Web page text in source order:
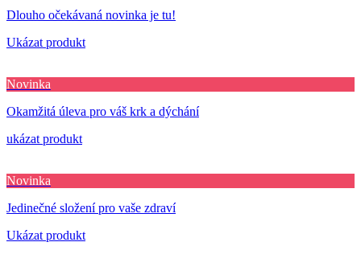
Dlouho očekávaná novinka je tu!
Ukázat produkt
Novinka
Okamžitá úleva pro váš krk a dýchání
ukázat produkt
Novinka
Jedinečné složení pro vaše zdraví
Ukázat produkt